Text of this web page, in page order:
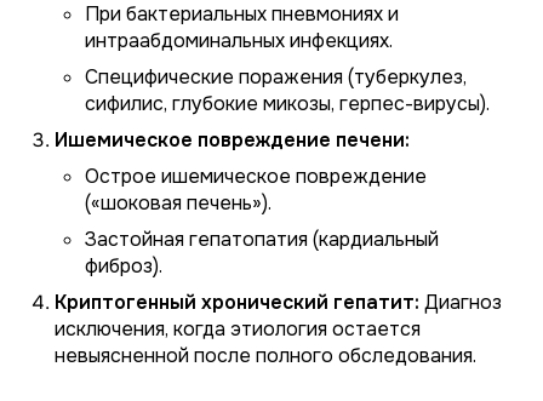
При бактериальных пневмониях и
интраабдоминальных инфекциях.
Специфические поражения (туберкулез,
сифилис, глубокие микозы, герпес-вирусы).
Ишемическое повреждение печени:
Острое ишемическое повреждение
(«шоковая печень»).
Застойная гепатопатия (кардиальный
фиброз).
Криптогенный хронический гепатит: Диагноз
исключения, когда этиология остается
невыясненной после полного обследования.